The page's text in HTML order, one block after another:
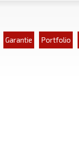
Garantie Portfolio